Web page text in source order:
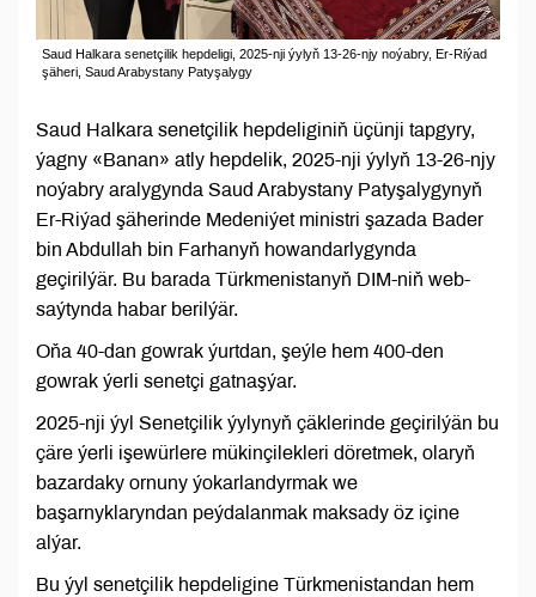
Saud Halkara senetçilik hepdeligi, 2025-nji ýylyň 13-26-njy noýabry, Er-Riýad
şäheri, Saud Arabystany Patyşalygy
Saud Halkara senetçilik hepdeliginiň üçünji tapgyry,
ýagny «Banan» atly hepdelik, 2025-nji ýylyň 13-26-njy
noýabry aralygynda Saud Arabystany Patyşalygynyň
Er-Riýad şäherinde Medeniýet ministri şazada Bader
bin Abdullah bin Farhanyň howandarlygynda
geçirilýär. Bu barada Türkmenistanyň DIM-niň web-
saýtynda habar berilýär.
Oňa 40-dan gowrak ýurtdan, şeýle hem 400-den
gowrak ýerli senetçi gatnaşýar.
2025-nji ýyl Senetçilik ýylynyň çäklerinde geçirilýän bu
çäre ýerli işewürlere mükinçilekleri döretmek, olaryň
bazardaky ornuny ýokarlandyrmak we
başarnyklaryndan peýdalanmak maksady öz içine
alýar.
Bu ýyl senetçilik hepdeligine Türkmenistandan hem